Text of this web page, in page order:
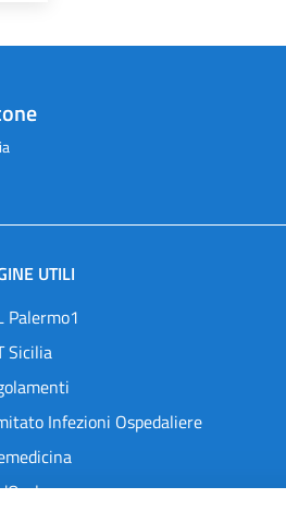
UTILI
Palermo1
Sicilia
Infezioni Ospedaliere